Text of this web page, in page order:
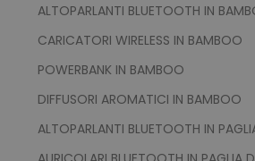
ALTOPARLANTI BLUETOOTH IN
CARICATORI WIRELESS IN BAMBOO
POWERBANK IN BAMBOO
DIFFUSORI AROMATICI IN BAMBOO
ALTOPARLANTI BLUETOOTH IN